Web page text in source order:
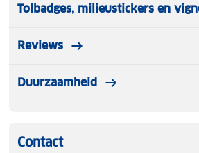
Tolbadges, milieustickers en
Reviews
Duurzaamheid
Contact